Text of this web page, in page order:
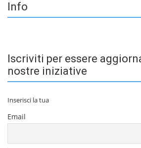
Info
Iscriviti per essere
nostre iniziative
Inserisci la tua
Email